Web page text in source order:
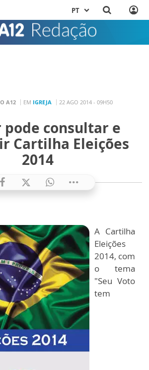
PT
A12 EM IGREJA 22 AGO 2014 - 09H50
pode consultar e
Cartilha Eleições
2014
A Cartilha
Eleições
2014, com
o tema
"Seu Voto
tem